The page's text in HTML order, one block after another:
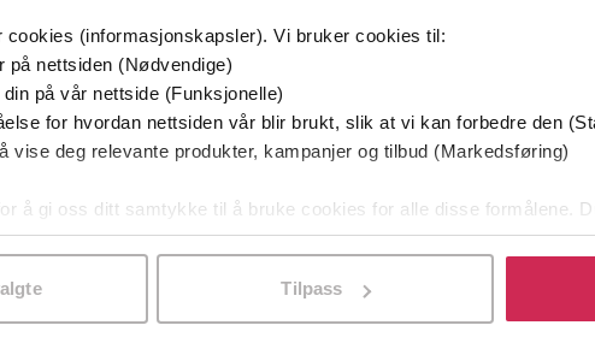
cookies (informasjonskapsler). Vi bruker cookies til:
på nettsiden (Nødvendige)
på vår nettside (Funksjonelle)
for hvordan nettsiden vår blir brukt, slik at vi kan forbedre den
vise deg relevante produkter, kampanjer og tilbud (Markedsføring)
å gi oss ditt samtykke til å bruke cookies for alle disse formålene.
ved å klikke på «Tilpass». Du kan når som helst trekke
Tilpass
129,-
Utskudd
Jørn Lier Horst
EBOK
79,-
Stian Hjelvin Andersen
EBOK
Forfattere 25.05.2023
Lengde 4:40